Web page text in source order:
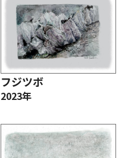
フジツボ
2023年